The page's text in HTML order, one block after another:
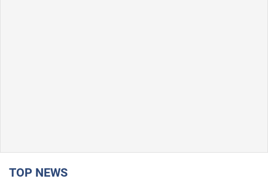
TOP NEWS